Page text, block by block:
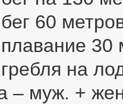
60
на
– муж. +